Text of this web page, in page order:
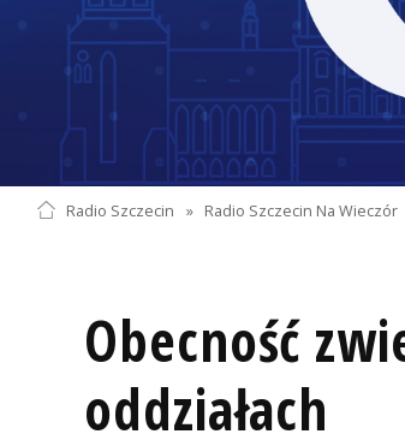
Radio Szczecin » Radio Szczecin Na Wieczór
Obecność
oddziałach